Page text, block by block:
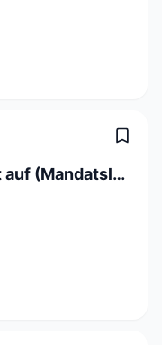
Treuhändler Aussicht auf (Mandatsleitung) 100% (m/w/d)